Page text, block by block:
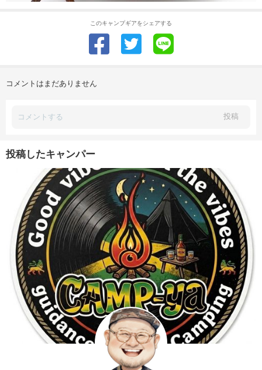
このキャンプギアをシェアする
コメントはまだありません
投稿
投稿したキャンパー